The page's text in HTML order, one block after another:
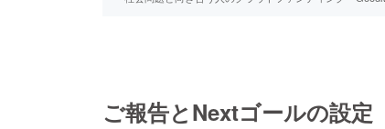
ご報告とNextゴールの設定